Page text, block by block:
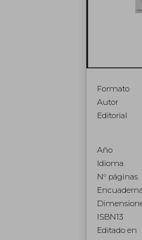
Formato
Autor
Editorial
Año
Idioma
N° páginas
ISBN13
Editado en